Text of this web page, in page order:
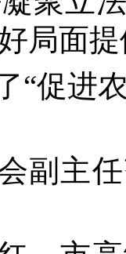
局面
“促进
副主